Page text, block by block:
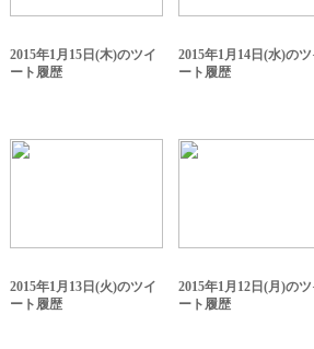
2015年1月15日(木)のツイ
ート履歴
2015年1月14日(水)のツ
ート履歴
2015年1月13日(火)のツイ
ート履歴
2015年1月12日(月)のツ
ート履歴